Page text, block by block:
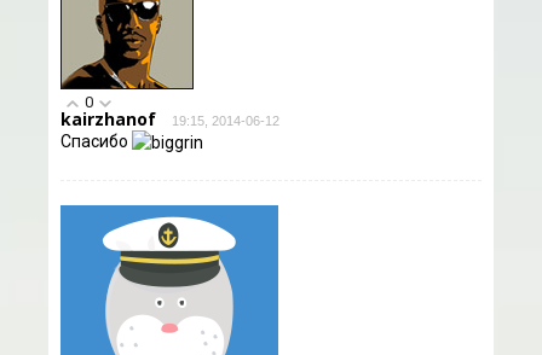
0
kairzhanof 19:15, 2014-06-12
Спасибо